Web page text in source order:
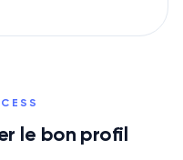
le bon profil